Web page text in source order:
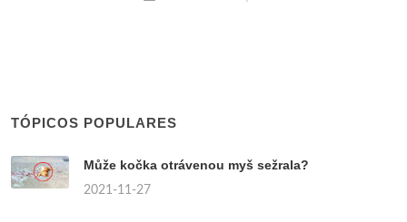
TÓPICOS POPULARES
Může kočka otrávenou myš sežrala?
2021-11-27